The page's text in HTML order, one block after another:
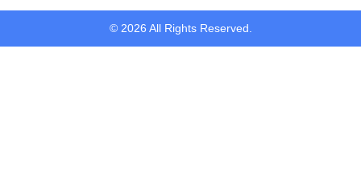
© 2026 All Rights Reserved.